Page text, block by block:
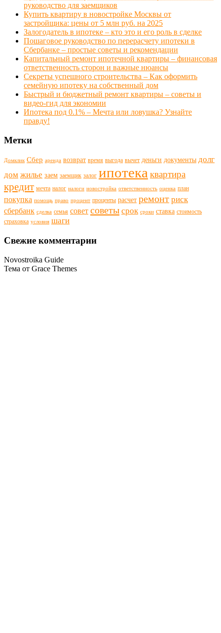
руководство для заемщиков
Купить квартиру в новостройке Москвы от
застройщика: цены от 5 млн руб. на 2025
Залогодатель в ипотеке – кто это и его роль в сделке
Пошаговое руководство по перерасчету ипотеки в
Сбербанке – простые советы и рекомендации
Капитальный ремонт ипотечной квартиры – финансовая
ответственность сторон и важные нюансы
Секреты успешного строительства – Как оформить
семейную ипотеку на собственный дом
Быстрый и бюджетный ремонт квартиры – советы и
видео-гид для экономии
Ипотека под 0.1% – Мечта или ловушка? Узнайте
правду!
Метки
Домклик Сбер аренда возврат время выгода вычет деньги документы долг
дом жилье заем заемщик залог ипотека квартира
кредит мечта налог налоги новостройка ответственность оценка план
покупка помощь право процент проценты расчет ремонт риск
сбербанк сделка семья совет советы срок сроки ставка стоимость
страховка условия шаги
Свежие комментарии
Novostroika Guide
Тема от Grace Themes